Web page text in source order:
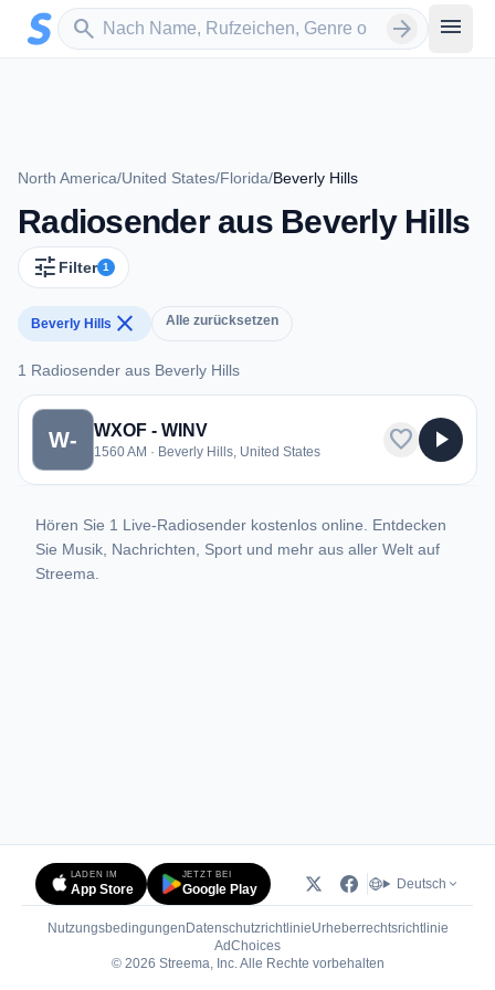
Zum Hauptinhalt springen
search
Sender suchen arrow_forward menu
North America/United States/Florida/Beverly Hills
Radiosender aus Beverly Hills
tune Filter 1
Beverly Hills close Alle zurücksetzen
1 Radiosender aus Beverly Hills
1 Radiosender aus Beverly Hills
W- WXOF - WINV
1560 AM · Beverly Hills, United States favorite play_arrow
Hören Sie 1 Live-Radiosender kostenlos online. Entdecken
Sie Musik, Nachrichten, Sport und mehr aus aller Welt auf
Streema.
LADEN IM
App Store
JETZT BEI
Google Play Deutsch
Nutzungsbedingungen DatenschutzrichtlinieUrheberrechtsrichtlinie
AdChoices(öffnet in neuem Tab)
© 2026 Streema, Inc. Alle Rechte vorbehalten